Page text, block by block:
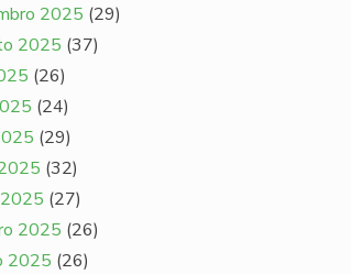
2025 (29)
2025 (37)
(26)
(24)
(29)
(32)
(27)
2025 (26)
2025 (26)